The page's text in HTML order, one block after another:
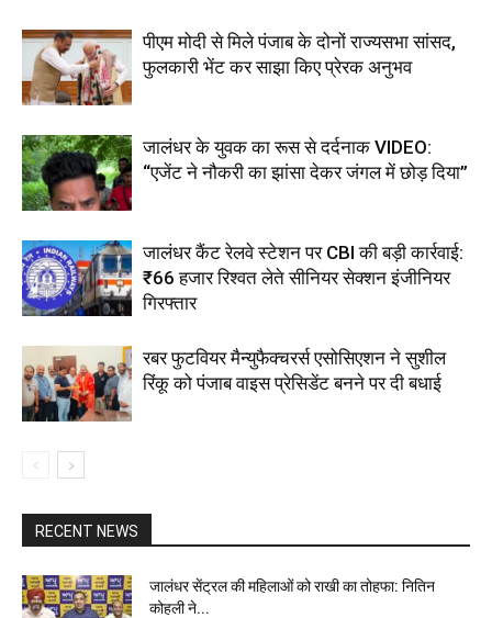
पीएम मोदी से मिले पंजाब के दोनों राज्यसभा सांसद,
फुलकारी भेंट कर साझा किए प्रेरक अनुभव
जालंधर के युवक का रूस से दर्दनाक VIDEO:
“एजेंट ने नौकरी का झांसा देकर जंगल में छोड़ दिया”
जालंधर कैंट रेलवे स्टेशन पर CBI की बड़ी कार्रवाई:
₹66 हजार रिश्वत लेते सीनियर सेक्शन इंजीनियर
गिरफ्तार
रबर फुटवियर मैन्युफैक्चरर्स एसोसिएशन ने सुशील
रिंकू को पंजाब वाइस प्रेसिडेंट बनने पर दी बधाई
RECENT NEWS
जालंधर सेंट्रल की महिलाओं को राखी का तोहफा: नितिन
कोहली ने...